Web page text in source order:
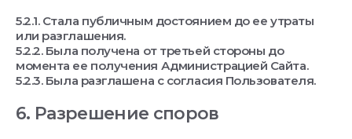
5.2.1. Стала публичным достоянием до ее утраты
или разглашения.
5.2.2. Была получена от третьей стороны до
момента ее получения Администрацией Сайта.
5.2.3. Была разглашена с согласия Пользователя.
6. Разрешение споров